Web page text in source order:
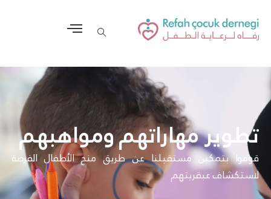
تطوير مهاراتهم ومواهبهم
قوموا بتمكين مستقبلنا عن طريق منح الأطفال الفرصة
لاستكشاف عبقريتهم